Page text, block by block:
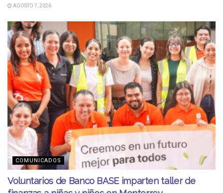
AGOSTO 7, 2026
COMUNICADOS
Voluntarios de Banco BASE imparten taller de